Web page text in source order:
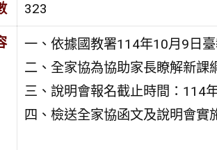
323
一、依據國教署114年10月9日
二、全家協為協助家長瞭解新課
三、說明會報名截止時間：114
四、檢送全家協函文及說明會實